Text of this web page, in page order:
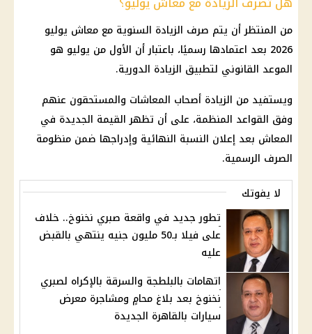
من المنتظر أن يتم صرف الزيادة السنوية معمعاش يوليو
2026 بعد اعتمادها رسميًا، باعتبار أن الأول من يوليو هو
الموعد القانوني لتطبيق الزيادة الدورية.
ويستفيد من الزيادة أصحاب المعاشات والمستحقون عنهم
وفق القواعد المنظمة، على أن تظهر القيمة الجديدة في
المعاش بعد إعلان النسبة النهائية وإدراجها ضمن منظومة
الصرف الرسمية.
لا يفوتك
تطور جديد في واقعة صبري نخنوخ.. خلاف
على فيلا بـ50 مليون جنيه ينتهي بالقبض
عليه
اتهامات بالبلطجة والسرقة بالإكراه لصبري
نخنوخ بعد بلاغ محامٍ ومشاجرة معرض
سيارات بالقاهرة الجديدة